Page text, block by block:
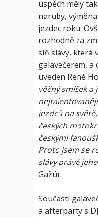
úspěch měly
naruby,
jezdec roku.
rozhodně za
síň slávy, která
galavečerem,
uveden René
věčný smíšek a
jezdců na
českých
českými
Proto jsem se
slávy právě
Gažúr.
Součástí
a afterparty s